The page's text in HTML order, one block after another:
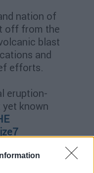
nation of
off from the
blast
and
efforts.
eruption-
known
January